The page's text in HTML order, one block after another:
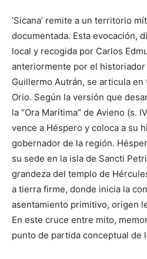
‘Sicana’ remite a un territorio
documentada. Esta evocación,
local y recogida por Carlos
anteriormente por el historiador
Guillermo Autrán, se articula
Orio. Según la versión que
la “Ora Marítima” de Avieno (s.
vence a Héspero y coloca a su
gobernador de la región.
su sede en la isla de Sancti
grandeza del templo de
a tierra firme, donde inicia la
asentamiento primitivo, origen
En este cruce entre mito,
punto de partida conceptual de